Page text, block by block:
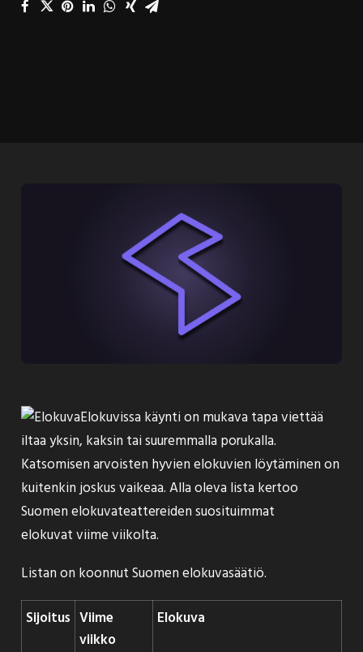
Elokuvissa käynti on mukava tapa viettää
iltaa yksin, kaksin tai suuremmalla porukalla.
Katsomisen arvoisten hyvien elokuvien löytäminen on
kuitenkin joskus vaikeaa. Alla oleva lista kertoo
Suomen elokuvateattereiden suosituimmat
elokuvat viime viikolta.
Listan on koonnutSuomen elokuvasäätiö.
Sijoitus Viime
viikko
Elokuva